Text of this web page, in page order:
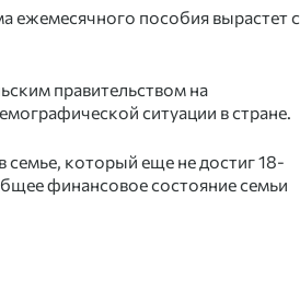
ежемесячного пособия вырастет с
правительством на
ситуации в стране.
семье, который еще не достиг 18-
финансовое состояние семьи